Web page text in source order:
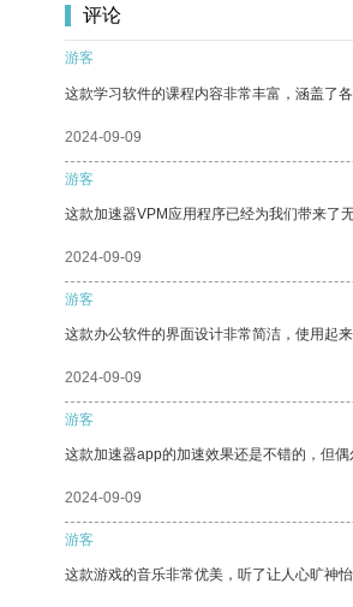
评论
游客
这款学习软件的课程内容非常丰富，涵盖了
2024-09-09
游客
这款加速器VPM应用程序已经为我们带来了
2024-09-09
游客
这款办公软件的界面设计非常简洁，使用起
2024-09-09
游客
这款加速器app的加速效果还是不错的，但
2024-09-09
游客
这款游戏的音乐非常优美，听了让人心旷神怡